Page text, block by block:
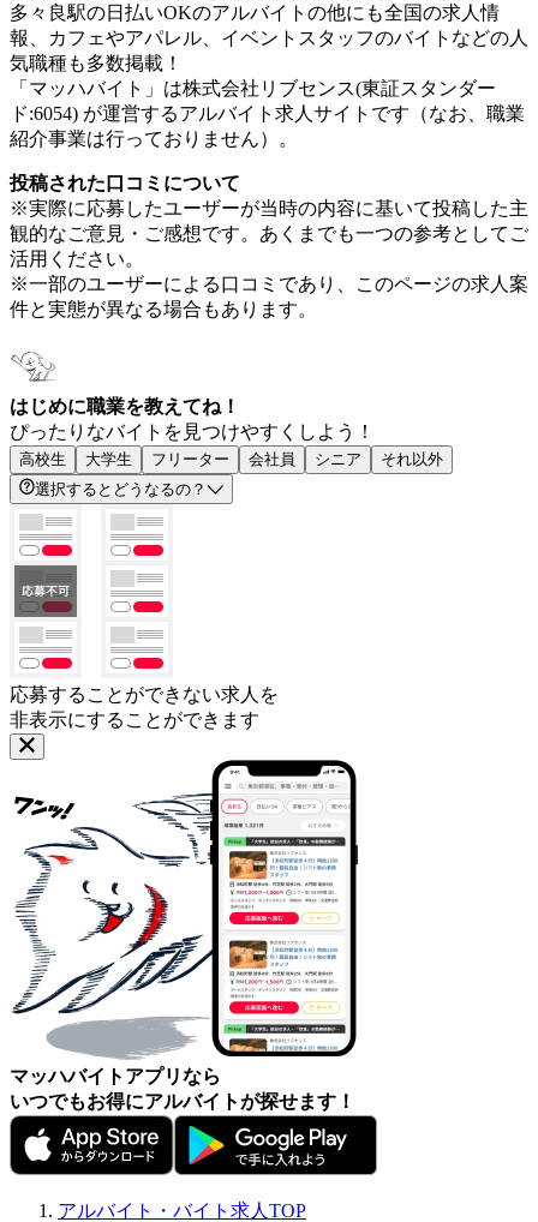
多々良駅の日払いOKのアルバイトの他にも全国の求人情
報、カフェやアパレル、イベントスタッフのバイトなどの人
気職種も多数掲載！
「マッハバイト」は株式会社リブセンス(東証スタンダー
ド:6054) が運営するアルバイト求人サイトです（なお、職業
紹介事業は行っておりません）。
投稿された口コミについて
※実際に応募したユーザーが当時の内容に基いて投稿した主
観的なご意見・ご感想です。あくまでも一つの参考としてご
活用ください。
※一部のユーザーによる口コミであり、このページの求人案
件と実態が異なる場合もあります。
はじめに職業を教えてね！
ぴったりなバイトを見つけやすくしよう！
高校生 大学生 フリーター 会社員 シニア
それ以外
選択するとどうなるの？
応募することができない求人を
非表示にすることができます
マッハバイトアプリなら
いつでもお得にアルバイトが探せます！
アルバイト・バイト求人TOP